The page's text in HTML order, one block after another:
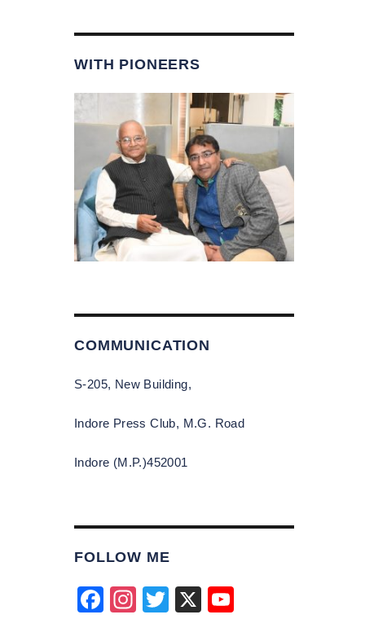
WITH PIONEERS
COMMUNICATION
S-205, New Building,
Indore Press Club, M.G. Road
Indore (M.P.)452001
FOLLOW ME
F
In
T
X